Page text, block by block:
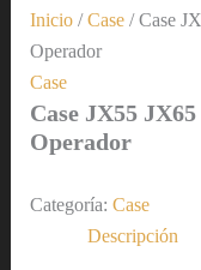
Inicio/Case/ Case
Operador
Case
Case JX55
Operador
Categoría: Case
Descripción